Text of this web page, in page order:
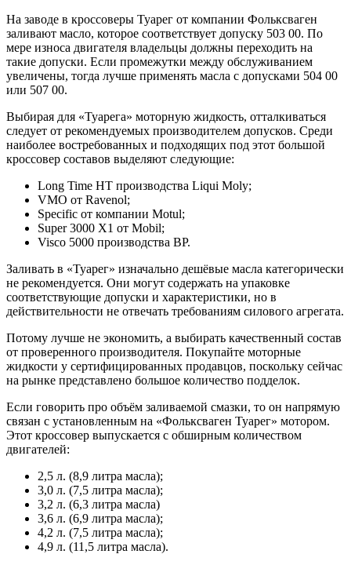
На заводе в кроссоверы Туарег от компании Фольксваген
заливают масло, которое соответствует допуску 503 00. По
мере износа двигателя владельцы должны переходить на
такие допуски. Если промежутки между обслуживанием
увеличены, тогда лучше применять масла с допусками 504 00
или 507 00.
Выбирая для «Туарега» моторную жидкость, отталкиваться
следует от рекомендуемых производителем допусков. Среди
наиболее востребованных и подходящих под этот большой
кроссовер составов выделяют следующие:
Long Time HT производства Liqui Moly;
VMO от Ravenol;
Specific от компании Motul;
Super 3000 X1 от Mobil;
Visco 5000 производства BP.
Заливать в «Туарег» изначально дешёвые масла категорически
не рекомендуется. Они могут содержать на упаковке
соответствующие допуски и характеристики, но в
действительности не отвечать требованиям силового агрегата.
Потому лучше не экономить, а выбирать качественный состав
от проверенного производителя. Покупайте моторные
жидкости у сертифицированных продавцов, поскольку сейчас
на рынке представлено большое количество подделок.
Если говорить про объём заливаемой смазки, то он напрямую
связан с установленным на «Фольксваген Туарег» мотором.
Этот кроссовер выпускается с обширным количеством
двигателей:
2,5 л. (8,9 литра масла);
3,0 л. (7,5 литра масла);
3,2 л. (6,3 литра масла)
3,6 л. (6,9 литра масла);
4,2 л. (7,5 литра масла);
4,9 л. (11,5 литра масла).